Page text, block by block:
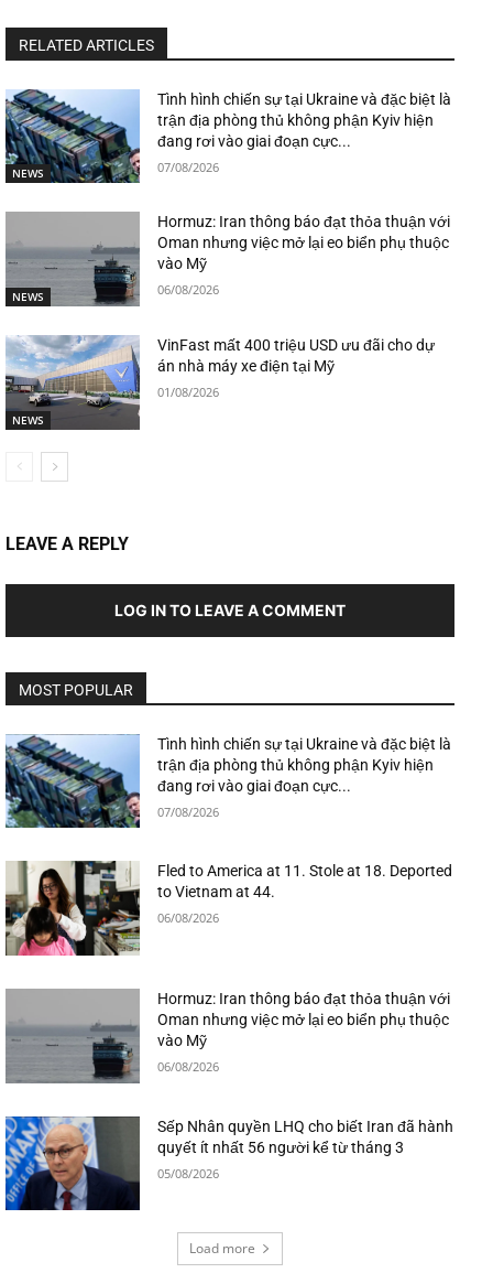
RELATED ARTICLES
NEWS
Tình hình chiến sự tại Ukraine và đặc biệt là
trận địa phòng thủ không phận Kyiv hiện
đang rơi vào giai đoạn cực...
07/08/2026
NEWS
Hormuz: Iran thông báo đạt thỏa thuận với
Oman nhưng việc mở lại eo biển phụ thuộc
vào Mỹ
06/08/2026
NEWS
VinFast mất 400 triệu USD ưu đãi cho dự
án nhà máy xe điện tại Mỹ
01/08/2026
LEAVE A REPLY
LOG IN TO LEAVE A COMMENT
MOST POPULAR
Tình hình chiến sự tại Ukraine và đặc biệt là
trận địa phòng thủ không phận Kyiv hiện
đang rơi vào giai đoạn cực...
07/08/2026
Fled to America at 11. Stole at 18. Deported
to Vietnam at 44.
06/08/2026
Hormuz: Iran thông báo đạt thỏa thuận với
Oman nhưng việc mở lại eo biển phụ thuộc
vào Mỹ
06/08/2026
Sếp Nhân quyền LHQ cho biết Iran đã hành
quyết ít nhất 56 người kể từ tháng 3
05/08/2026
Load more